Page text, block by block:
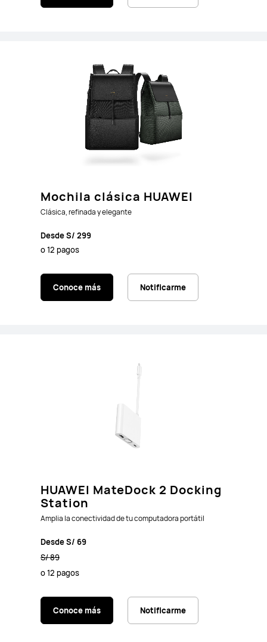
Mochila clásica HUAWEI
Clásica, refinada y elegante
Desde S/ 299
o 12 pagos
Conoce más Notificarme
HUAWEI MateDock 2 Docking
Station
Amplia la conectividad de tu computadora portátil
Desde S/ 69
S/ 89
o 12 pagos
Conoce más Notificarme